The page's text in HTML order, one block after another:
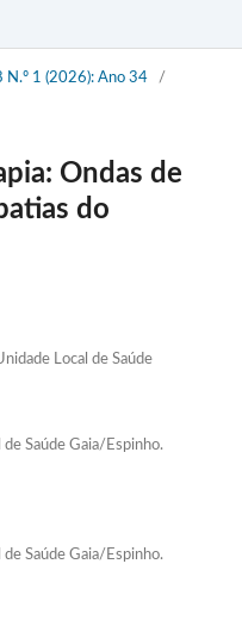
N.º 1 (2026): Ano 34
/
Ondas de
do
Local de Saúde
Saúde Gaia/Espinho.
Saúde Gaia/Espinho.